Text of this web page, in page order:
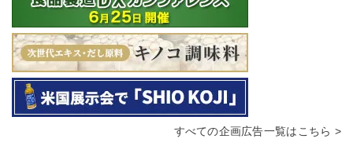
すべての企画広告一覧はこちら >